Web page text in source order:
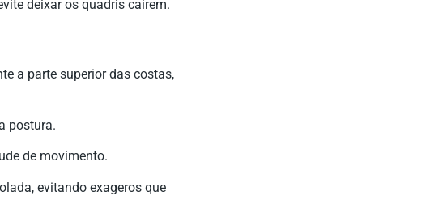
deixar os quadris caírem.
a parte superior das costas,
postura.
de movimento.
evitando exageros que